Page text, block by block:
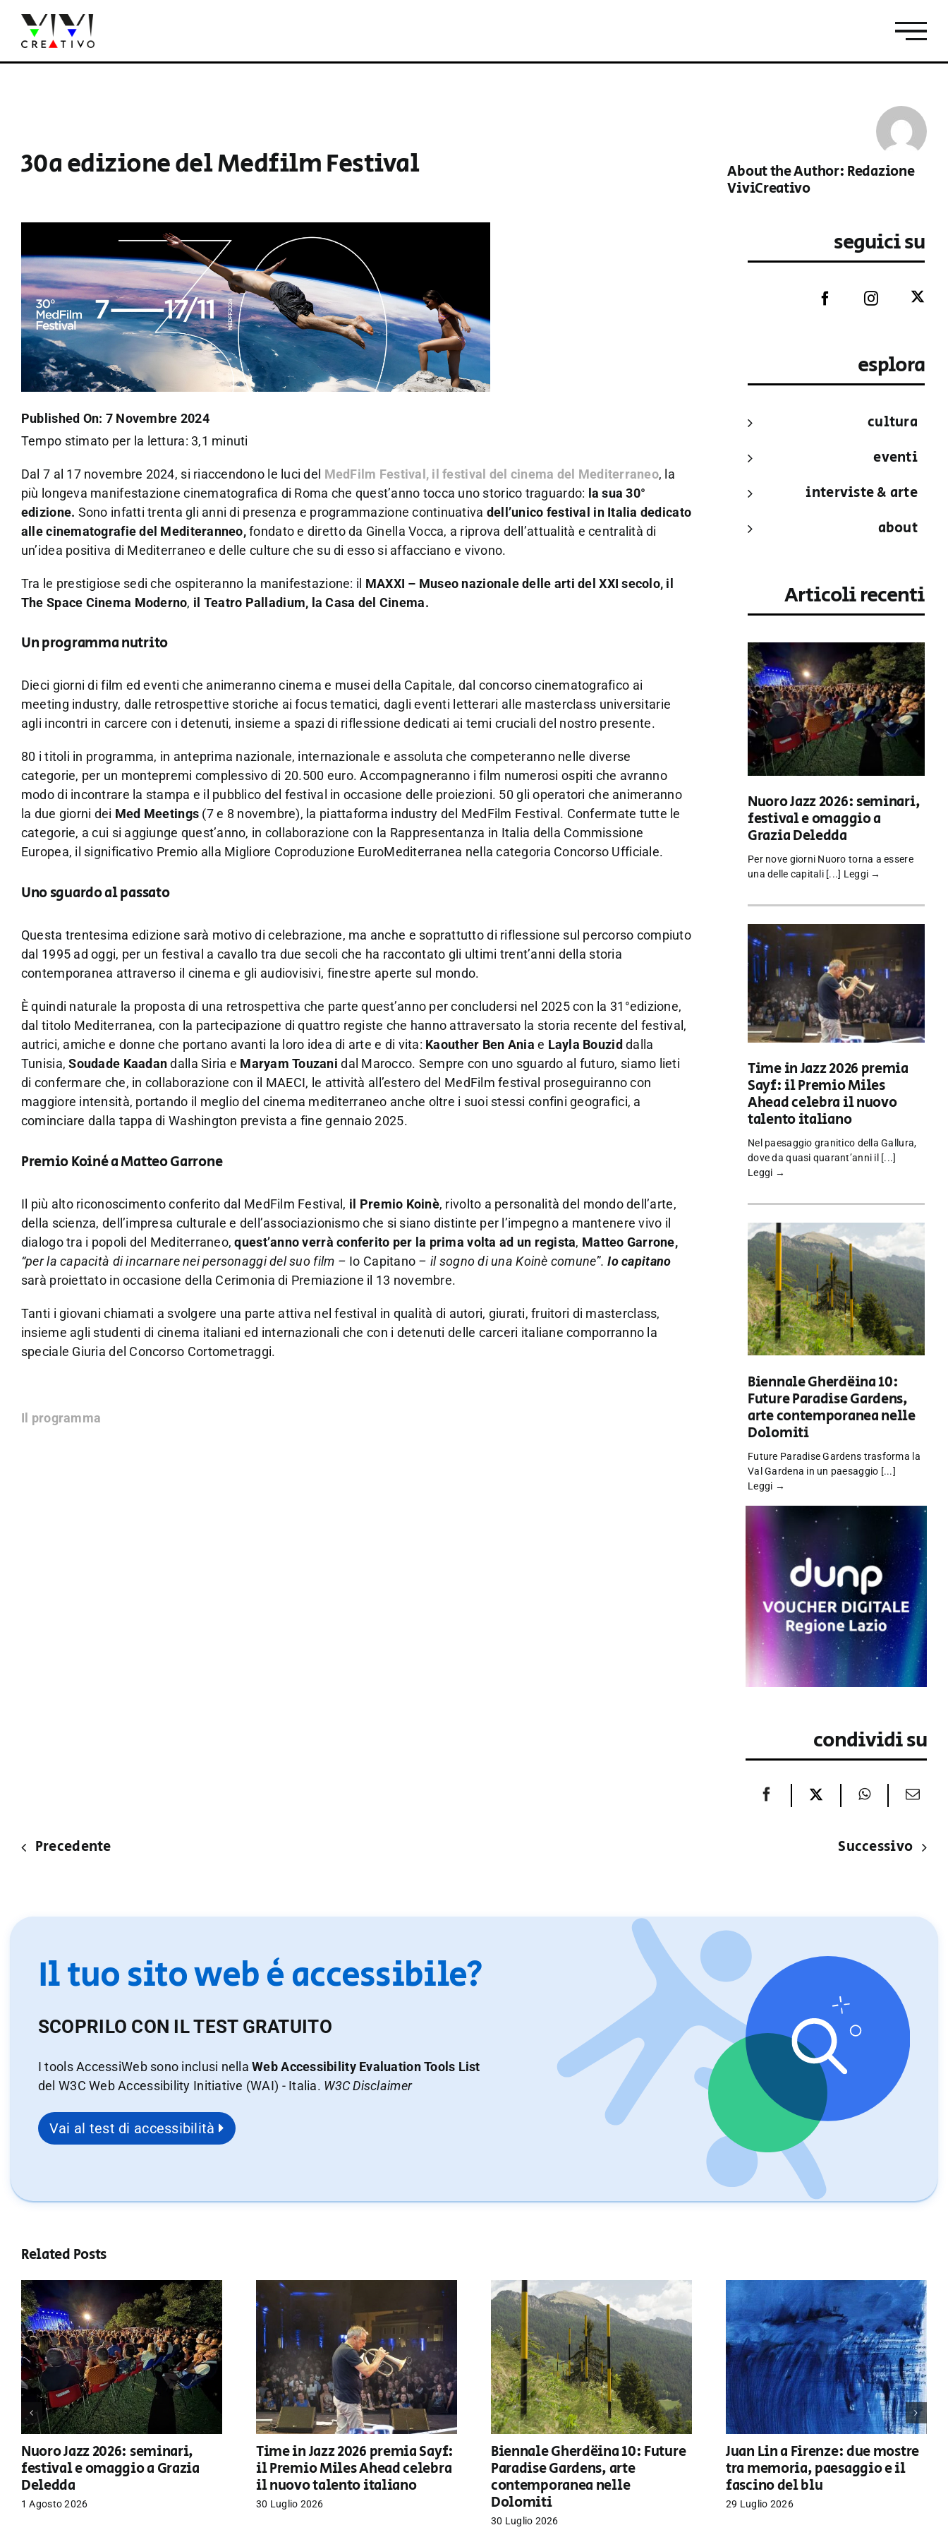
contenuto
30a edizione del Medfilm Festival About the Author: Redazione
ViviCreativo
Published On: 7 Novembre 2024
Tempo stimato per la lettura: 3,1 minuti
Dal 7 al 17 novembre 2024, si riaccendono le luci del MedFilm Festival, il festival del cinema del Mediterraneo, la
più longeva manifestazione cinematografica di Roma che quest’anno tocca uno storico traguardo: la sua 30°
edizione. Sono infatti trenta gli anni di presenza e programmazione continuativa dell’unico festival in Italia dedicato
alle cinematografie del Mediteranneo,fondato e diretto da Ginella Vocca, a riprova dell’attualità e centralità di
un’idea positiva di Mediterraneo e delle culture che su di esso si affacciano e vivono.
Tra le prestigiose sedi che ospiteranno la manifestazione: il MAXXI – Museo nazionale delle arti del XXI secolo, il
The Space Cinema Moderno, il Teatro Palladium, la Casa del Cinema.
Un programma nutrito
Dieci giorni di film ed eventi che animeranno cinema e musei della Capitale, dal concorso cinematografico ai
meeting industry, dalle retrospettive storiche ai focus tematici, dagli eventi letterari alle masterclass universitarie
agli incontri in carcere con i detenuti, insieme a spazi di riflessione dedicati ai temi cruciali del nostro presente.
80 i titoli in programma, in anteprima nazionale, internazionale e assoluta che competeranno nelle diverse
categorie, per un montepremi complessivo di 20.500 euro. Accompagneranno i film numerosi ospiti che avranno
modo di incontrare la stampa e il pubblico del festival in occasione delle proiezioni. 50 gli operatori che animeranno
la due giorni dei Med Meetings (7 e 8 novembre), la piattaforma industry del MedFilm Festival. Confermate tutte le
categorie, a cui si aggiunge quest’anno, in collaborazione con la Rappresentanza in Italia della Commissione
Europea, il significativo Premio alla Migliore Coproduzione EuroMediterranea nella categoria Concorso Ufficiale.
Uno sguardo al passato
Questa trentesima edizione sarà motivo di celebrazione, ma anche e soprattutto di riflessione sul percorso compiuto
dal 1995 ad oggi, per un festival a cavallo tra due secoli che ha raccontato gli ultimi trent’anni della storia
contemporanea attraverso il cinema e gli audiovisivi, finestre aperte sul mondo.
È quindi naturale la proposta di una retrospettiva che parte quest’anno per concludersi nel 2025 con la 31°edizione,
dal titolo Mediterranea, con la partecipazione di quattro registe che hanno attraversato la storia recente del festival,
autrici, amiche e donne che portano avanti la loro idea di arte e di vita: Kaouther Ben Ania e Layla Bouzid dalla
Tunisia,Soudade Kaadandalla Siria e Maryam Touzani dal Marocco. Sempre con uno sguardo al futuro, siamo lieti
di confermare che, in collaborazione con il MAECI, le attività all’estero del MedFilm festival proseguiranno con
maggiore intensità, portando il meglio del cinema mediterraneo anche oltre i suoi stessi confini geografici, a
cominciare dalla tappa di Washington prevista a fine gennaio 2025.
Premio Koinè a Matteo Garrone
Il più alto riconoscimento conferito dal MedFilm Festival, il Premio Koinè, rivolto a personalità del mondo dell’arte,
della scienza, dell’impresa culturale e dell’associazionismo che si siano distinte per l’impegno a mantenere vivo il
dialogo tra i popoli del Mediterraneo,quest’anno verrà conferito per la prima volta ad un regista, Matteo Garrone,
“per la capacità di incarnare nei personaggi del suo film – Io Capitano – il sogno di una Koinè comune”.Io capitano
sarà proiettato in occasione della Cerimonia di Premiazione il 13 novembre.
Tanti i giovani chiamati a svolgere una parte attiva nel festival in qualità di autori, giurati, fruitori di masterclass,
insieme agli studenti di cinema italiani ed internazionali che con i detenuti delle carceri italiane comporranno la
speciale Giuria del Concorso Cortometraggi.
Il programma
seguici su
esplora
cultura
eventi
interviste & arte
about
Articoli recenti
Nuoro Jazz 2026: seminari,
festival e omaggio a
Grazia Deledda
Per nove giorni Nuoro torna a essere
una delle capitali [...] Leggi →
Time in Jazz 2026 premia
Sayf: il Premio Miles
Ahead celebra il nuovo
talento italiano
Nel paesaggio granitico della Gallura,
dove da quasi quarant’anni il [...]
Leggi →
Biennale Gherdëina 10:
Future Paradise Gardens,
arte contemporanea nelle
Dolomiti
Future Paradise Gardens trasforma la
Val Gardena in un paesaggio [...]
Leggi →
condividi su
Precedente Successivo
Il tuo sito web è accessibile?
SCOPRILO CON IL TEST GRATUITO
I tools AccessiWeb sono inclusi nellaWeb Accessibility Evaluation Tools List
del W3C Web Accessibility Initiative (WAI) - Italia. W3C Disclaimer
Vai al test di accessibilità
Related Posts
Nuoro Jazz 2026: seminari,
festival e omaggio a Grazia
Deledda
1 Agosto 2026
Time in Jazz 2026 premia Sayf:
il Premio Miles Ahead celebra
il nuovo talento italiano
30 Luglio 2026
Biennale Gherdëina 10: Future
Paradise Gardens, arte
contemporanea nelle
Dolomiti
30 Luglio 2026
Juan Lin a Firenze: due mostre
tra memoria, paesaggio e il
fascino del blu
29 Luglio 2026